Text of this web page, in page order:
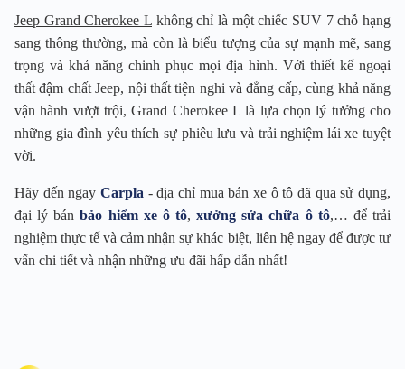
Jeep Grand Cherokee L không chỉ là một chiếc SUV 7 chỗ hạng
sang thông thường, mà còn là biểu tượng của sự mạnh mẽ, sang
trọng và khả năng chinh phục mọi địa hình. Với thiết kế ngoại
thất đậm chất Jeep, nội thất tiện nghi và đẳng cấp, cùng khả năng
vận hành vượt trội, Grand Cherokee L là lựa chọn lý tưởng cho
những gia đình yêu thích sự phiêu lưu và trải nghiệm lái xe tuyệt
vời.
Hãy đến ngay Carpla - địa chỉ mua bán xe ô tô đã qua sử dụng,
đại lý bánbảo hiểm xe ô tô,xưởng sửa chữa ô tô,… để trải
nghiệm thực tế và cảm nhận sự khác biệt, liên hệ ngay để được tư
vấn chi tiết và nhận những ưu đãi hấp dẫn nhất!